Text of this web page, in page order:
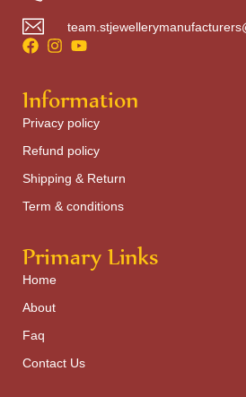
Information
Privacy policy
Refund policy
Shipping & Return
Term & conditions
Primary Links
Home
About
Faq
Contact Us